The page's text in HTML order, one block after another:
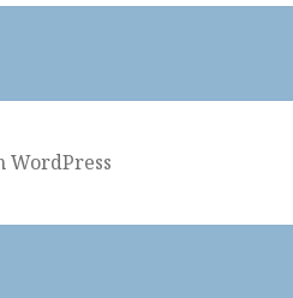
WordPress